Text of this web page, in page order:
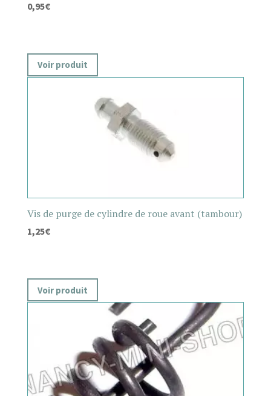
0,95€
Voir produit
Vis de purge de cylindre de roue avant (tambour)
1,25€
Voir produit